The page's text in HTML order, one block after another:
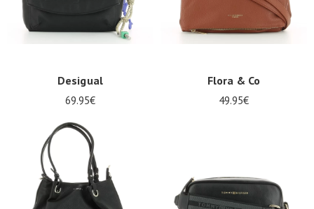
magasins
cadeau
Desigual
69.95€
Flora & Co
49.95€